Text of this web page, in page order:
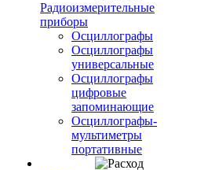
Радиоизмерительные
приборы
Осциллографы
Осциллографы
универсальные
Осциллографы
цифровые
запоминающие
Осциллографы-
мультиметры
портативные